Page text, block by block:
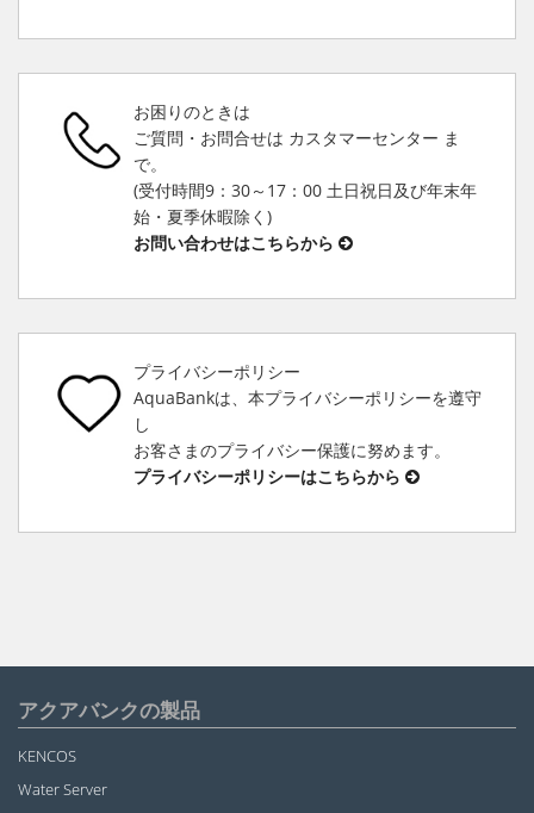
お困りのときは
ご質問・お問合せは カスタマーセンター ま
で。
(受付時間9：30～17：00 土日祝日及び年末年
始・夏季休暇除く)
お問い合わせはこちらから
プライバシーポリシー
AquaBankは、本プライバシーポリシーを遵守
し
お客さまのプライバシー保護に努めます。
プライバシーポリシーはこちらから
アクアバンクの製品
KENCOS
Water Server